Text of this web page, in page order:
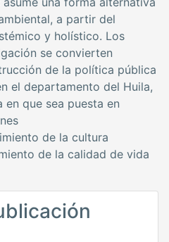
a partir del
y holístico. Los
se convierten
de la política pública
el departamento del Huila,
que sea puesta en
de la cultura
de la calidad de vida